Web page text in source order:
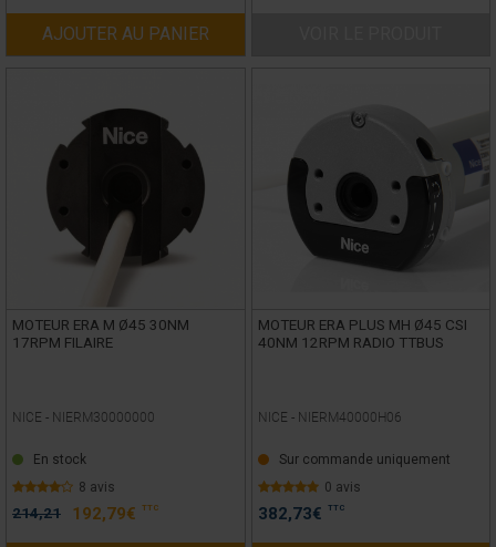
AJOUTER AU PANIER
MOTEUR ERA M Ø45 30NM
17RPM FILAIRE
NICE - NIERM30000000
En stock
8 avis
214,21 192,79€ TTC
MOTEUR ERA PLUS MH Ø45 CSI
40NM 12RPM RADIO TTBUS
NICE - NIERM40000H06
Sur commande uniquement
0 avis
382,73€ TTC